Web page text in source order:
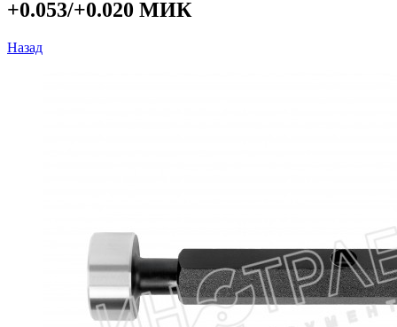
+0.053/+0.020 МИК
Назад